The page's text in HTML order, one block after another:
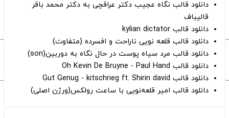
دانلود قالب نگاه عجیب دکتر عراقچی به دکتر محمد باقر
قالیباف
دانلود قالب kylian dictator
دانلود قالب قلعه نویی ناراحت و افسرده (متفاوت)
دانلود قالب مرد سیاه پوست در حال نگاه به دوربین(son)
دانلود قالب Oh Kevin De Bruyne - Paul Hand
دانلود قالب Gut Genug - kitschrieg ft. Shirin david
دانلود قالب امیر قلعه‌نویی با ساعت رولکس(ورژن اصلی)